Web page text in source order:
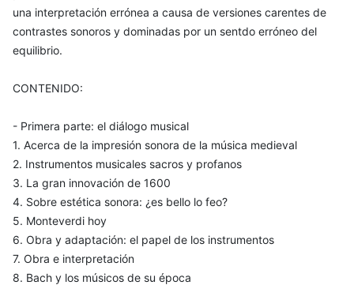
una interpretación errónea a causa de versiones carentes de
contrastes sonoros y dominadas por un sentdo erróneo del
equilibrio.
CONTENIDO:
- Primera parte: el diálogo musical
1. Acerca de la impresión sonora de la música medieval
2. Instrumentos musicales sacros y profanos
3. La gran innovación de 1600
4. Sobre estética sonora: ¿es bello lo feo?
5. Monteverdi hoy
6. Obra y adaptación: el papel de los instrumentos
7. Obra e interpretación
8. Bach y los músicos de su época